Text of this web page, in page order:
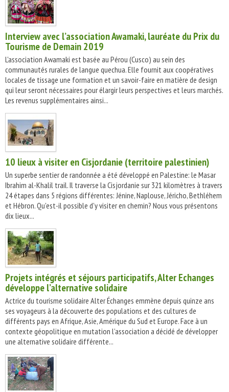
Interview avec l’association Awamaki, lauréate du Prix du
Tourisme de Demain 2019
L'association Awamaki est basée au Pérou (Cusco) au sein des
communautés rurales de langue quechua. Elle fournit aux coopératives
locales de tissage une formation et un savoir-faire en matière de design
qui leur seront nécessaires pour élargir leurs perspectives et leurs marchés.
Les revenus supplémentaires ainsi...
10 lieux à visiter en Cisjordanie (territoire palestinien)
Un superbe sentier de randonnée a été développé en Palestine: le Masar
Ibrahim al-Khalil trail. Il traverse la Cisjordanie sur 321 kilomètres à travers
24 étapes dans 5 régions différentes: Jénine, Naplouse, Jéricho, Bethléhem
et Hébron. Qu'est-il possible d'y visiter en chemin? Nous vous présentons
dix lieux...
Projets intégrés et séjours participatifs, Alter Echanges
développe l’alternative solidaire
Actrice du tourisme solidaire Alter Échanges emmène depuis quinze ans
ses voyageurs à la découverte des populations et des cultures de
différents pays en Afrique, Asie, Amérique du Sud et Europe. Face à un
contexte géopolitique en mutation l’association a décidé de développer
une alternative solidaire différente...